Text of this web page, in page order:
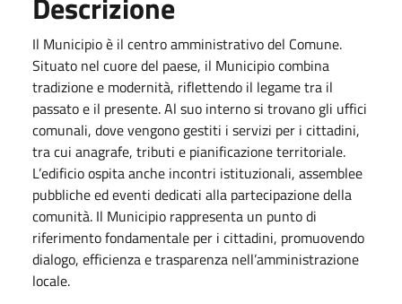
Il Municipio è il centro amministrativo del Comune.
Situato nel cuore del paese, il Municipio combina
tradizione e modernità, riflettendo il legame tra il
passato e il presente. Al suo interno si trovano gli uffici
comunali, dove vengono gestiti i servizi per i cittadini,
tra cui anagrafe, tributi e pianificazione territoriale.
L’edificio ospita anche incontri istituzionali, assemblee
pubbliche ed eventi dedicati alla partecipazione della
comunità. Il Municipio rappresenta un punto di
riferimento fondamentale per i cittadini, promuovendo
dialogo, efficienza e trasparenza nell’amministrazione
locale.